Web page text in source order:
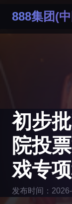
888集团(
初步
院投
戏专
发布时间：